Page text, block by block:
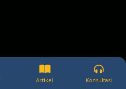
Artikel Konsultasi